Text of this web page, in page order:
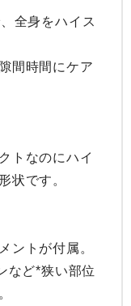
全身をハイス
間時間にケア
トなのにハイ
状です。
ントが付属。
など*狭い部位